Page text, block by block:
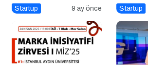
İstanbul Hazır!
Startup 9 ay önce Startup